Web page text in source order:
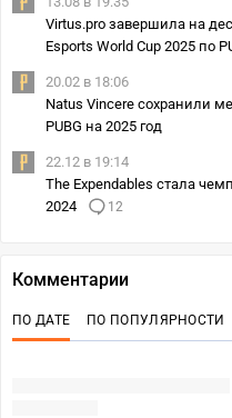
Virtus.pro завершила на
Esports World Cup 2025 по
20.02 в 18:06
Natus Vincere сохранили
PUBG на 2025 год
22.12 в 19:14
The Expendables стала
2024
12
Комментарии
ПО ДАТЕ ПО ПОПУЛЯРНОСТИ